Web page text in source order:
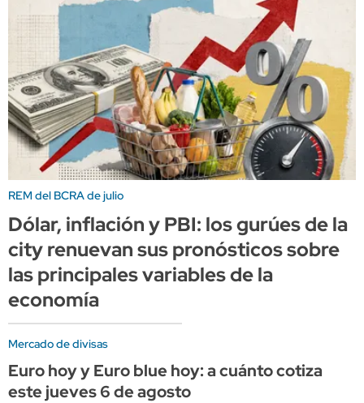
REM del BCRA de julio
Dólar, inflación y PBI: los gurúes de la
city renuevan sus pronósticos sobre
las principales variables de la
economía
Mercado de divisas
Euro hoy y Euro blue hoy: a cuánto cotiza
este jueves 6 de agosto